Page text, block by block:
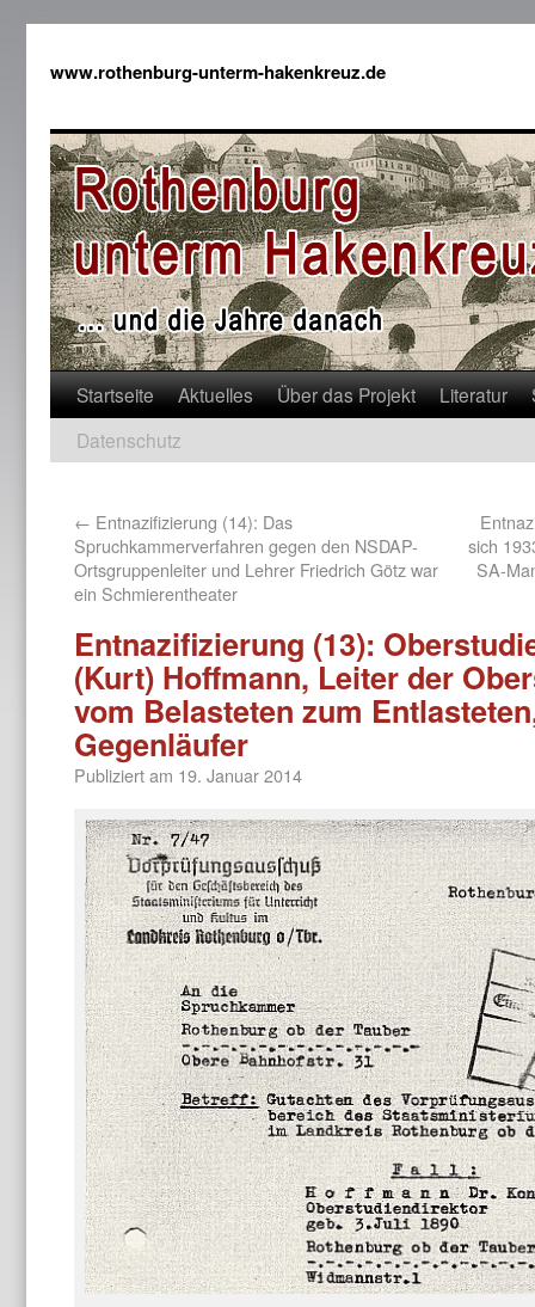
www.rothenburg-unterm-hakenkreuz.de
Startseite Aktuelles Über das Projekt Literatur
Datenschutz
← Entnazifizierung (14): Das
Spruchkammerverfahren gegen den NSDAP-
Ortsgruppenleiter und Lehrer Friedrich Götz war
ein Schmierentheater
sich
SA-
Entnazifizierung (13):
(Kurt) Hoffmann, Leiter der
vom Belasteten zum
Gegenläufer
Publiziert am 19. Januar 2014